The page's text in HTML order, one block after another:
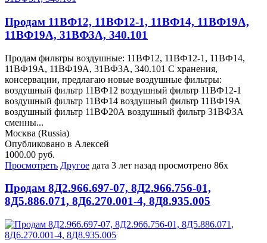
Продам 11ВФ12, 11ВФ12-1, 11ВФ14, 11ВФ19А,
11ВФ19А, 31ВФ3А, 340.101
Продам фильтры воздушные: 11ВФ12, 11ВФ12-1, 11ВФ14,
11ВФ19А, 11ВФ19А, 31ВФ3А, 340.101 С хранения,
консервации, предлагаю новые воздушные фильтры:
воздушный фильтр 11ВФ12 воздушный фильтр 11ВФ12-1
воздушный фильтр 11ВФ14 воздушный фильтр 11ВФ19А
воздушный фильтр 11ВФ20А воздушный фильтр 31ВФ3А
сменны...
Москва (Russia)
Опубликовано в Алексей
1000.00 руб.
Просмотреть Другое дата 3 лет назад просмотрено 86x
Продам 8Д2.966.697-07, 8Д2.966.756-01,
8Д5.886.071, 8Д6.270.001-4, 8Д8.935.005